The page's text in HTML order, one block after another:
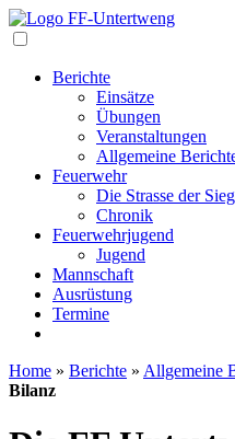
Berichte
Einsätze
Übungen
Veranstaltungen
Allgemeine
Feuerwehr
Die Strasse der
Chronik
Feuerwehrjugend
Jugend
Mannschaft
Ausrüstung
Termine
Home » Berichte » Allgemeine
Bilanz